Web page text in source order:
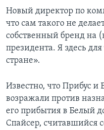
Новый директор по
что сам такого не
собственный бренд на
президента. Я здесь
стране».
Известно, что Прибус
возражали против
его прибытия в Белый
Спайсер, считавшийся